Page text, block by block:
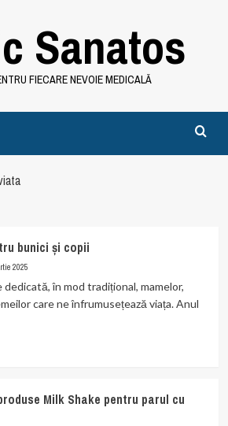
Sanatos
FIECARE NEVOIE MEDICALĂ
bunici și copii
2025
în mod tradițional, mamelor,
care ne înfrumusețează viața. Anul
Milk Shake pentru parul cu